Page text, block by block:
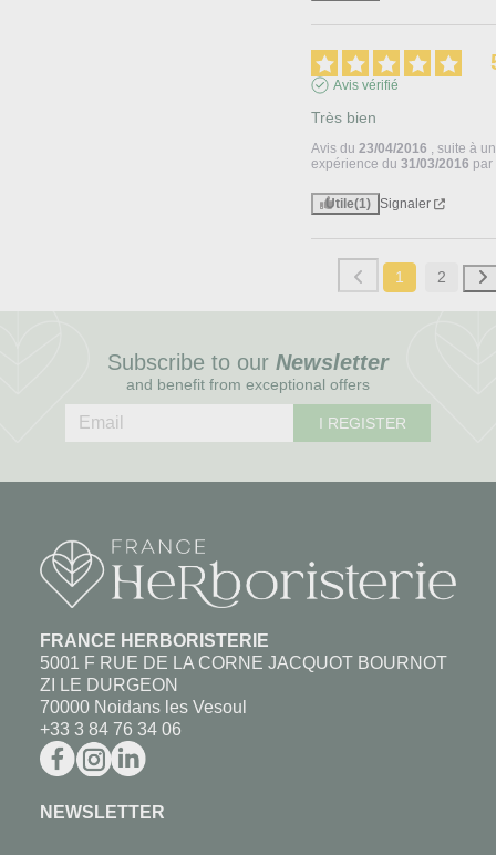
Avis vérifié
Très bien
Avis du23/04/2016 , suite à
expérience du31/03/2016 par
Utile(1) Signaler
1 2
Subscribe to our Newsletter
and benefit from exceptional offers
I REGISTER
FRANCE HERBORISTERIE
5001 F RUE DE LA CORNE JACQUOT BOURNOT
ZI LE DURGEON
70000 Noidans les Vesoul
+33 3 84 76 34 06
NEWSLETTER